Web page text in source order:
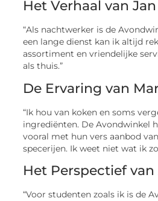
Het Verhaal van Jan
“Als nachtwerker is de
een lange dienst kan ik altijd
assortiment en vriendelijke
als thuis.”
De Ervaring van
“Ik hou van koken en soms
ingrediënten. De Avondwinkel
vooral met hun vers aanbod
specerijen. Ik weet niet wat ik
Het Perspectief
“Voor studenten zoals ik is de